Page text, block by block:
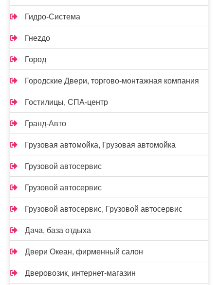
Гидро-Система
Гнеzдо
Город
Городские Двери, торгово-монтажная компания
Гостилицы, СПА-центр
Гранд-Авто
Грузовая автомойка, Грузовая автомойка
Грузовой автосервис
Грузовой автосервис
Грузовой автосервис, Грузовой автосервис
Дача, база отдыха
Двери Океан, фирменный салон
Дверовозик, интернет-магазин